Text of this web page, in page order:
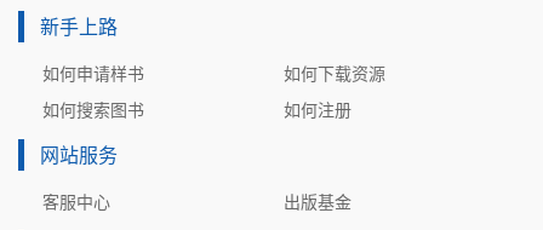
新手上路
如何申请样书
如何下载资源
如何搜索图书
如何注册
网站服务
客服中心 出版基金